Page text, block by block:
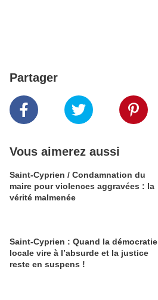
Partager
Vous aimerez aussi
Saint-Cyprien / Condamnation du
maire pour violences aggravées : la
vérité malmenée
Saint-Cyprien : Quand la démocratie
locale vire à l’absurde et la justice
reste en suspens !